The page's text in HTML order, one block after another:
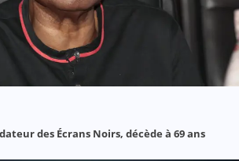
des Écrans Noirs, décède à 69 ans